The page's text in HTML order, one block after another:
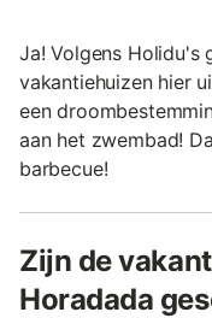
Ja! Volgens Holidu's
vakantiehuizen hier
een
aan het zwembad!
barbecue!
Zijn de
Horadada